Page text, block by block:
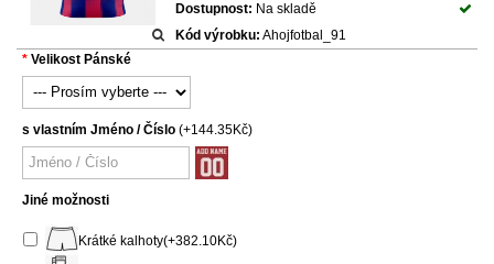
Dostupnost: Na skladě
Kód výrobku: Ahojfotbal_91
Velikost Pánské
s vlastním Jméno / Číslo (+144.35Kč)
Jiné možnosti
Krátké kalhoty(+382.10Kč)